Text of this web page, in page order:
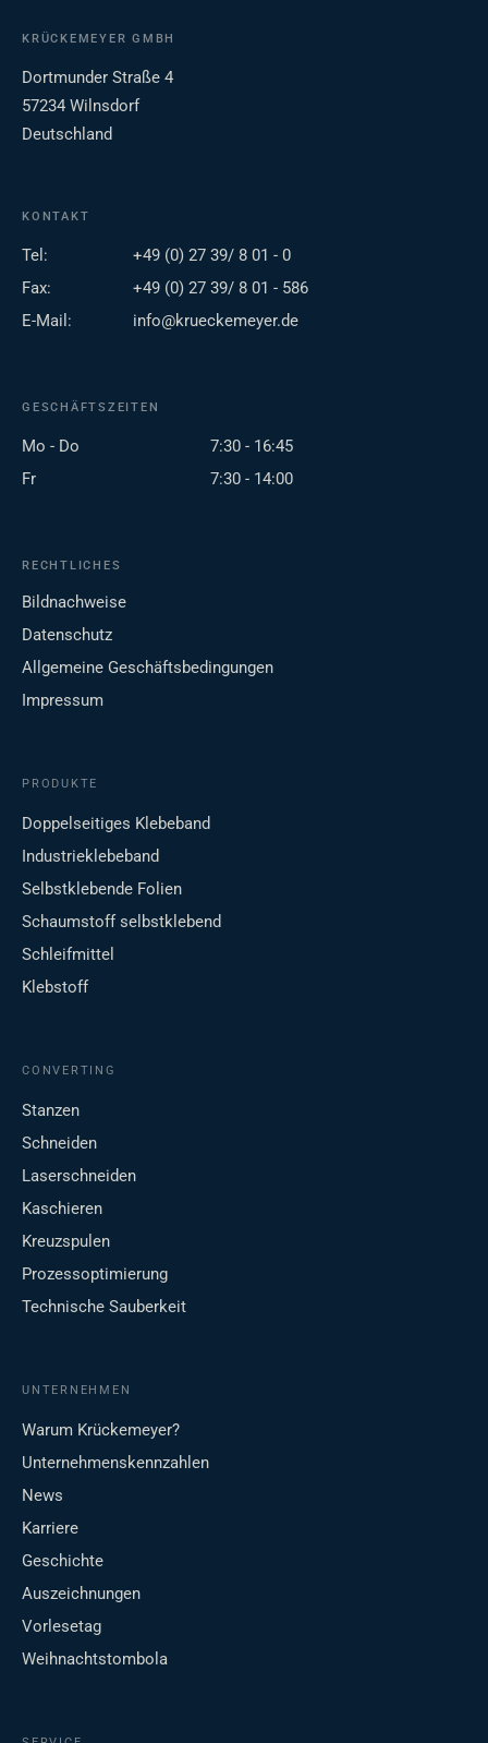
KRÜCKEMEYER GMBH
Dortmunder Straße 4
57234 Wilnsdorf
Deutschland
KONTAKT
Tel:
+49 (0) 27 39/ 8 01 - 0
Fax:
+49 (0) 27 39/ 8 01 - 586
E-Mail:
info@krueckemeyer.de
GESCHÄFTSZEITEN
Mo - Do
7:30 - 16:45
Fr
7:30 - 14:00
RECHTLICHES
Bildnachweise
Datenschutz
Allgemeine Geschäftsbedingungen
Impressum
PRODUKTE
Doppelseitiges Klebeband
Industrieklebeband
Selbstklebende Folien
Schaumstoff selbstklebend
Schleifmittel
Klebstoff
CONVERTING
Stanzen
Schneiden
Laserschneiden
Kaschieren
Kreuzspulen
Prozessoptimierung
Technische Sauberkeit
UNTERNEHMEN
Warum Krückemeyer?
Unternehmenskennzahlen
News
Karriere
Geschichte
Auszeichnungen
Vorlesetag
Weihnachtstombola